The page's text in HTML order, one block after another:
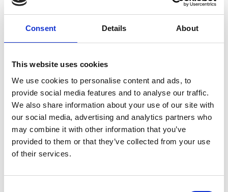
Consent Details About
This website uses cookies
We use cookies to personalise content and ads, to
provide social media features and to analyse our traffic.
We also share information about your use of our site with
our social media, advertising and analytics partners who
may combine it with other information that you’ve
provided to them or that they’ve collected from your use
of their services.
Duo Universal Med Barnsits CC 76-
510